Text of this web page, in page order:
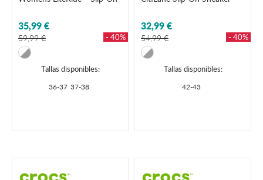
35,99 €
59,99 € - 40%
Tallas disponibles:
36-37 37-38
32,99 €
54,99 € - 40%
Tallas disponibles:
42-43